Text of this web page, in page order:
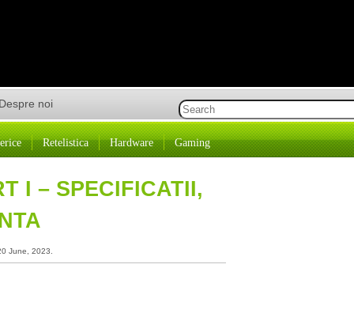
Despre noi
Retelistica Hardware Gaming
I – SPECIFICATII,
June, 2023.